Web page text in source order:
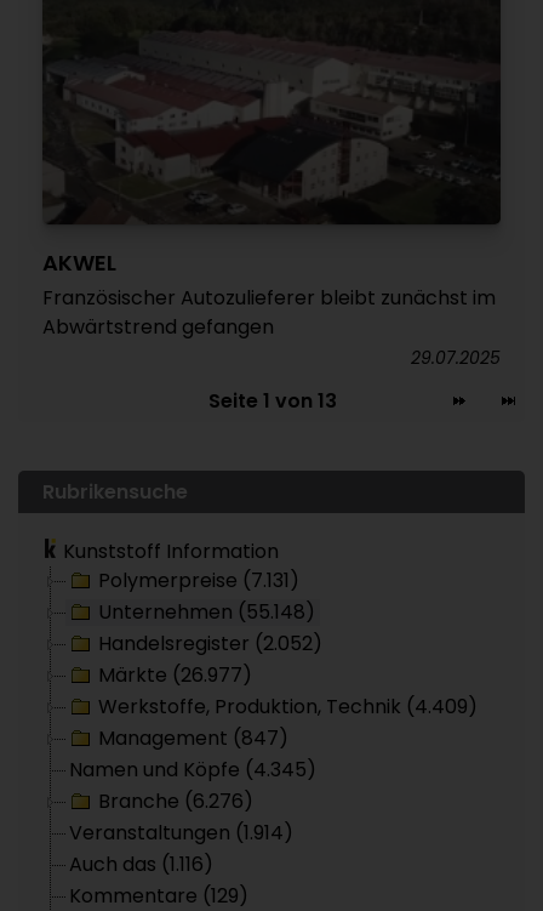
AKWEL
Französischer Autozulieferer bleibt zunächst im
Abwärtstrend gefangen
29.07.2025
Seite 1 von 13
Rubrikensuche
Kunststoff Information
Polymerpreise (7.131)
Unternehmen (55.148)
Handelsregister (2.052)
Märkte (26.977)
Werkstoffe, Produktion, Technik (4.409)
Management (847)
Namen und Köpfe (4.345)
Branche (6.276)
Veranstaltungen (1.914)
Auch das (1.116)
Kommentare (129)